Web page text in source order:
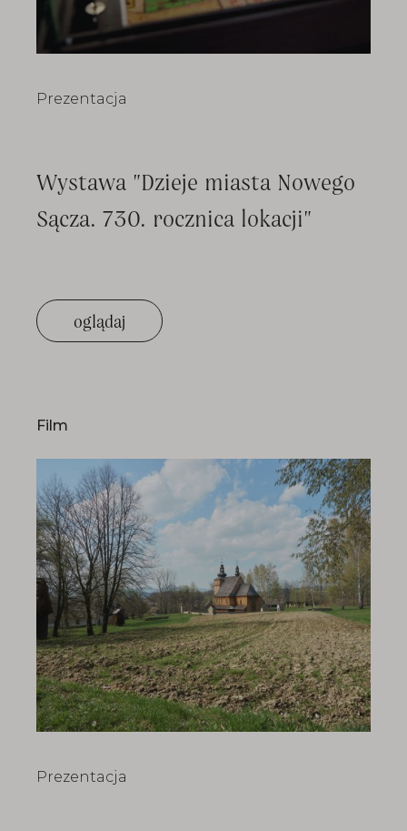
Prezentacja
Wystawa "Dzieje miasta Nowego
Sącza. 730. rocznica lokacji"
oglądaj
Film
Prezentacja